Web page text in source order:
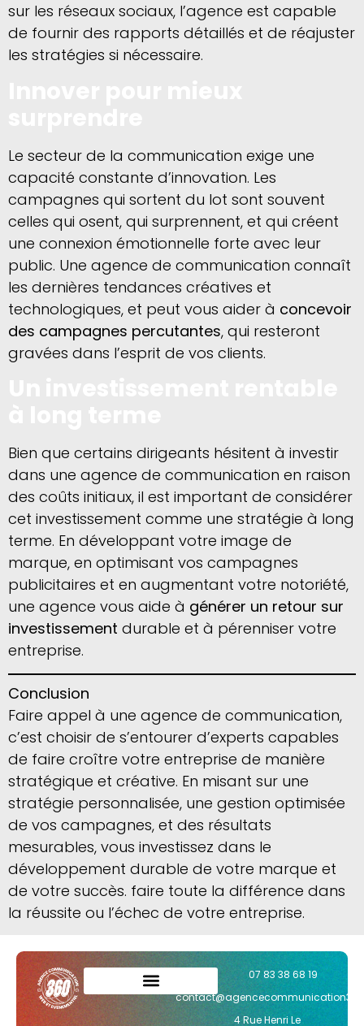
sur les réseaux sociaux, l’agence est capable
de fournir des rapports détaillés et de réajuster
les stratégies si nécessaire.
Le secteur de la communication exige une
capacité constante d’innovation. Les
campagnes qui sortent du lot sont souvent
celles qui osent, qui surprennent, et qui créent
une connexion émotionnelle forte avec leur
public. Une agence de communication connaît
les dernières tendances créatives et
technologiques, et peut vous aider à concevoir
des campagnes percutantes, qui resteront
gravées dans l’esprit de vos clients.
Bien que certains dirigeants hésitent à investir
dans une agence de communication en raison
des coûts initiaux, il est important de considérer
cet investissement comme une stratégie à long
terme. En développant votre image de
marque, en optimisant vos campagnes
publicitaires et en augmentant votre notoriété,
une agence vous aide à générer un retour sur
investissement durable et à pérenniser votre
entreprise.
Conclusion
Faire appel à une agence de communication,
c’est choisir de s’entourer d’experts capables
de faire croître votre entreprise de manière
stratégique et créative. En misant sur une
stratégie personnalisée, une gestion optimisée
de vos campagnes, et des résultats
mesurables, vous investissez dans le
développement durable de votre marque et
de votre succès. faire toute la différence dans
la réussite ou l’échec de votre entreprise.
07 83 38 68 19
4 Rue Henri Le